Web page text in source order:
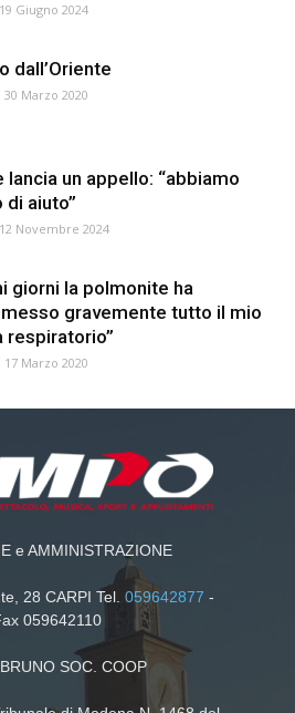
19 Giugno 2024
dall’Oriente
30 Marzo 2020
lancia un appello: “abbiamo
di aiuto”
12 Novembre 2024
giorni la polmonite ha
gravemente tutto il mio
respiratorio”
17 Marzo 2020
e AMMINISTRAZIONE
28 CARPI Tel.059642877 -
059642110
SOC. COOP